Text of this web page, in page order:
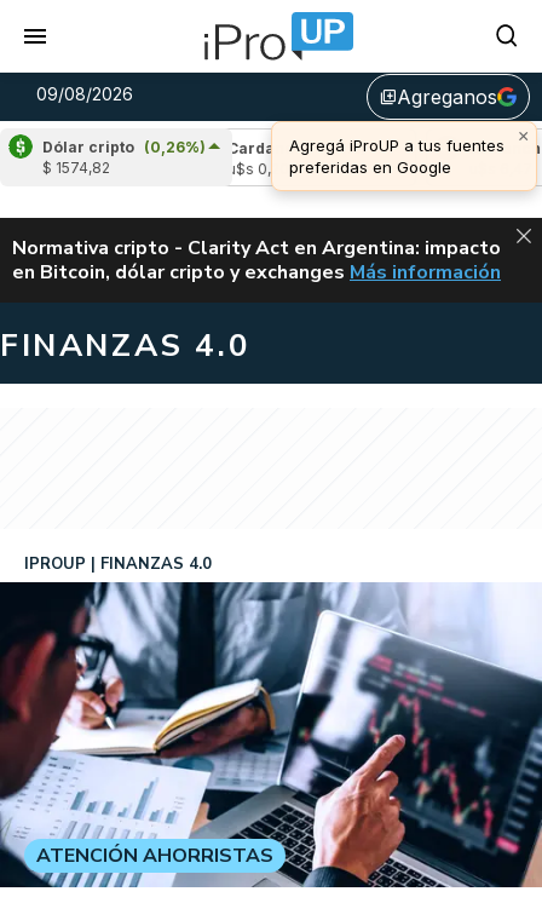
09/08/2026 library_addAgreganos
×
Agregá iProUP a tus fuentes
preferidas en Google
Dólar cripto (0,26%)
$ 1574,82
(-0,24%)
Cardano (-1,81%)
u$s 0,20
Avalanche
u$s 6,47
ALERTA
Normativa cripto - Clarity Act en Argentina: impacto
en Bitcoin, dólar cripto y exchanges CLARITY ACT EN
Más información
FINANZAS 4.0
IPROUP FINANZAS 4.0
ATENCIÓN AHORRISTAS